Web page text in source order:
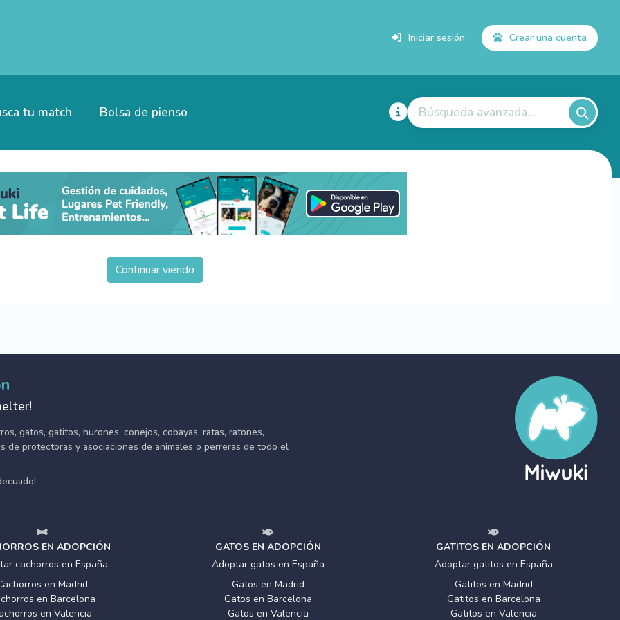
Iniciar sesión Crear una cuenta
tu match Bolsa de pienso Búsqueda avanzada...
Continuar viendo
gatos, gatitos, hurones, conejos, cobayas, ratas, ratones,
de protectoras y asociaciones de animales o perreras de todo el
EN ADOPCIÓN
cachorros en España
en Madrid
en Barcelona
en Valencia
GATOS EN ADOPCIÓN
Adoptar gatos en España
Gatos en Madrid
Gatos en Barcelona
Gatos en Valencia
GATITOS EN ADOPCIÓN
Adoptar gatitos en España
Gatitos en Madrid
Gatitos en Barcelona
Gatitos en Valencia